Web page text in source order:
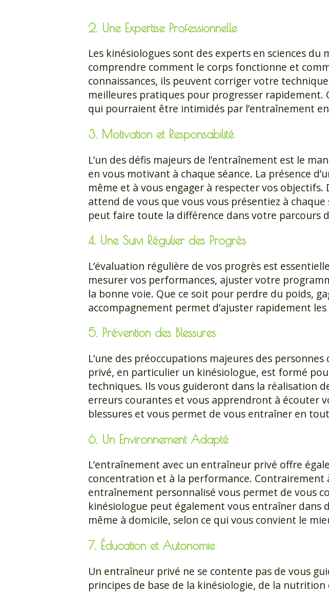
2. Une Expertise Professionnelle
Les kinésiologues sont des experts en sciences
comprendre comment le corps fonctionne et
connaissances, ils peuvent corriger votre
meilleures pratiques pour progresser
qui pourraient être intimidés par l’entraînement
3. Motivation et Responsabilité
L’un des défis majeurs de l’entraînement est le
en vous motivant à chaque séance. La présence
même et à vous engager à respecter vos
attend de vous que vous vous présentiez à
peut faire toute la différence dans votre parcours
4. Une Suivi Régulier des Progrès
L’évaluation régulière de vos progrès est
mesurer vos performances, ajuster votre
la bonne voie. Que ce soit pour perdre du poids,
accompagnement permet d’ajuster rapidement
5. Prévention des Blessures
L’une des préoccupations majeures des
privé, en particulier un kinésiologue, est formé
techniques. Ils vous guideront dans la réalisation
erreurs courantes et vous apprendront à écouter
blessures et vous permet de vous entraîner en
6. Un Environnement Adapté
L’entraînement avec un entraîneur privé offre
concentration et à la performance.
entraînement personnalisé vous permet de vous
kinésiologue peut également vous entraîner dans
même à domicile, selon ce qui vous convient le
7. Éducation et Autonomie
Un entraîneur privé ne se contente pas de vous
principes de base de la kinésiologie, de la